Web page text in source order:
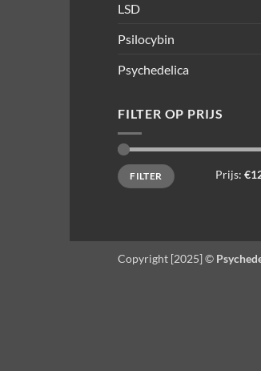
LSD
Psilocybin
Psychedelica
FILTER OP PRIJS
Min.
prijs
Max.
prijsFILTER Prijs:
Copyright [2025] ©